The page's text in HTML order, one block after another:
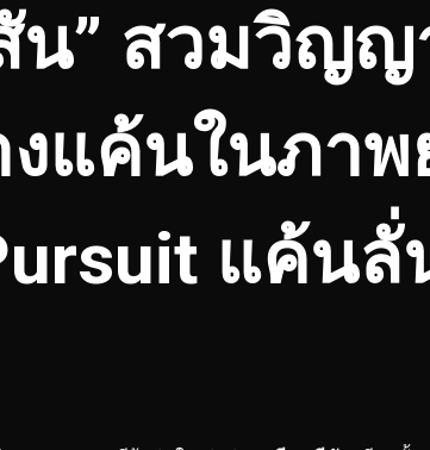
น” สวมวิญ
แค้นในภาพ
แค้นลั่